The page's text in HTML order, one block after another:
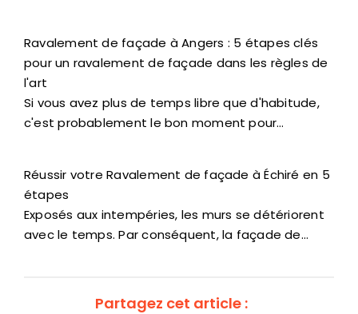
Ravalement de façade à Angers : 5 étapes clés
pour un ravalement de façade dans les règles de
l'art
Si vous avez plus de temps libre que d'habitude,
c'est probablement le bon moment pour…
Réussir votre Ravalement de façade à Échiré en 5
étapes
Exposés aux intempéries, les murs se détériorent
avec le temps. Par conséquent, la façade de…
Partagez cet article :